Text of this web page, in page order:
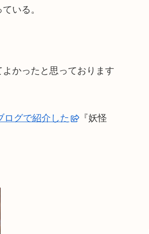
いる。
かったと思っております
ログで紹介した
『妖怪